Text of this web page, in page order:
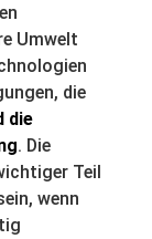
Umwelt
die
die
. Die
Teil
wenn